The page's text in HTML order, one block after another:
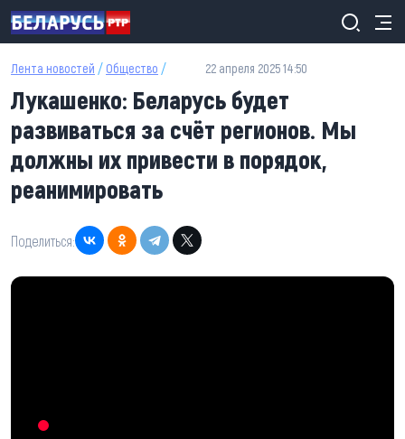
Перейти к основному содержанию
Лента новостей / Общество / 22 апреля 2025 14:50
Лукашенко: Беларусь будет
развиваться за счёт регионов. Мы
должны их привести в порядок,
реанимировать
Поделиться: